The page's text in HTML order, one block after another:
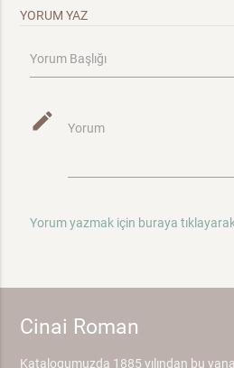
YORUM YAZ
Yorum Başlığı
mode_edit Yorum
Yorum yazmak için buraya
Cinai Roman
Katalogumuzda 1885 yılından bu